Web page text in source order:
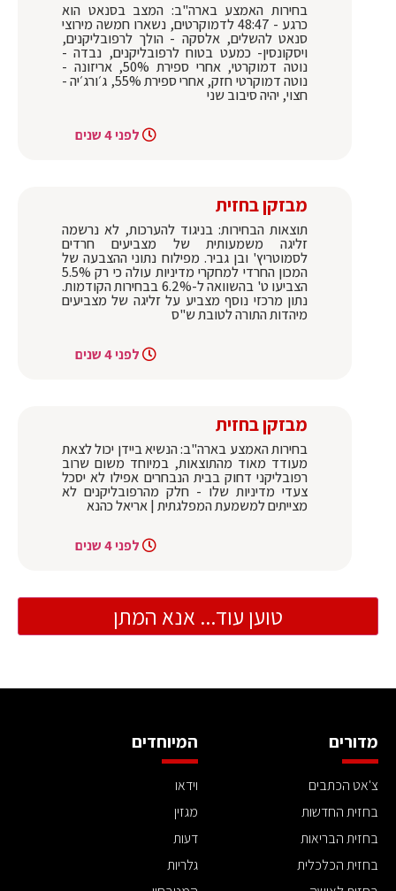
בחירות האמצע בארה"ב: המצב בסנאט הוא
כרגע - 48:47 לדמוקרטים, נשארו חמשה מירוצי
סנאט להשלים, אלסקה - הולך לרפובליקנים,
ויסקונסין- כמעט בטוח לרפובליקנים, נבדה -
נוטה דמוקרטי, אחרי ספירת 50%, אריזונה -
נוטה דמוקרטי חזק, אחרי ספירת 55%, ג׳ורג׳יה -
חצוי, יהיה סיבוב שני
לפני 4 שנים
מבזקן בחזית
תוצאות הבחירות: בניגוד להערכות, לא נרשמה
זליגה משמעותית של מצביעים חרדים
לסמוטריץ' ובן גביר. מפילוח נתוני ההצבעה של
המכון החרדי למחקרי מדיניות עולה כי רק 5.5%
הצביעו ט' בהשוואה ל-6.2% בבחירות הקודמות.
נתון מרכזי נוסף מצביע על זליגה של מצביעים
מיהדות התורה לטובת ש"ס
לפני 4 שנים
מבזקן בחזית
בחירות האמצע בארה"ב: הנשיא ביידן יכול לצאת
מעודד מאוד מהתוצאות, במיוחד משום שרוב
רפובליקני דחוק בבית הנבחרים אפילו לא יסכל
צעדי מדיניות שלו - חלק מהרפובליקנים לא
מצייתים למשמעת המפלגתית | אריאל כהנא
לפני 4 שנים
טוען עוד... אנא המתן
מדורים
צ'אט הכתבים
בחזית החדשות
בחזית הבריאות
בחזית הכלכלית
המיוחדים
וידאו
מגזין
דעות
גלריות